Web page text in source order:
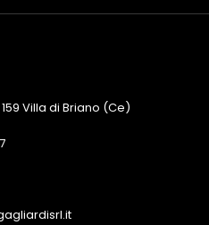
Villa di Briano (Ce)